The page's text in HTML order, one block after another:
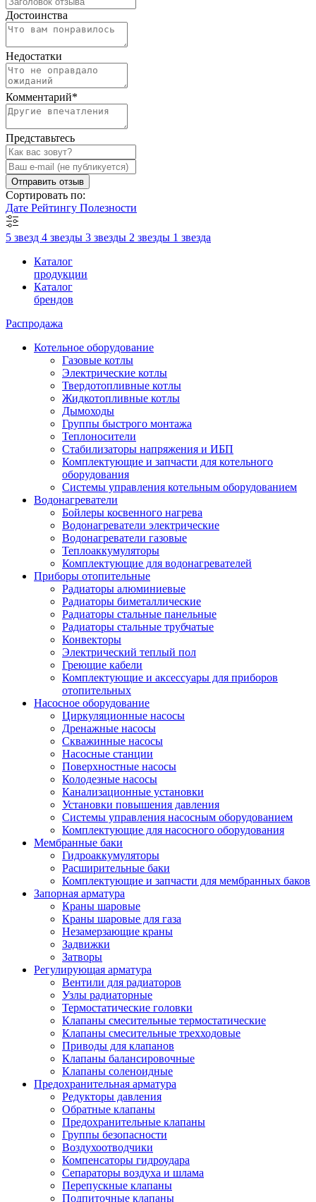
Достоинства
Недостатки
Комментарий*
Представьтесь
Отправить отзыв
Сортировать по:
Дате Рейтингу Полезности
5 звезд 4 звезды 3 звезды 2 звезды 1 звезда
Каталог
продукции
Каталог
брендов
Распродажа
Котельное оборудование
Газовые котлы
Электрические котлы
Твердотопливные котлы
Жидкотопливные котлы
Дымоходы
Группы быстрого монтажа
Теплоносители
Стабилизаторы напряжения и ИБП
Комплектующие и запчасти для котельного
оборудования
Системы управления котельным оборудованием
Водонагреватели
Бойлеры косвенного нагрева
Водонагреватели электрические
Водонагреватели газовые
Теплоаккумуляторы
Комплектующие для водонагревателей
Приборы отопительные
Радиаторы алюминиевые
Радиаторы биметаллические
Радиаторы стальные панельные
Радиаторы стальные трубчатые
Конвекторы
Электрический теплый пол
Греющие кабели
Комплектующие и аксессуары для приборов
отопительных
Насосное оборудование
Циркуляционные насосы
Дренажные насосы
Скважинные насосы
Насосные станции
Поверхностные насосы
Колодезные насосы
Канализационные установки
Установки повышения давления
Системы управления насосным оборудованием
Комплектующие для насосного оборудования
Мембранные баки
Гидроаккумуляторы
Расширительные баки
Комплектующие и запчасти для мембранных баков
Запорная арматура
Краны шаровые
Краны шаровые для газа
Незамерзающие краны
Задвижки
Затворы
Регулирующая арматура
Вентили для радиаторов
Узлы радиаторные
Термостатические головки
Клапаны смесительные термостатические
Клапаны смесительные трехходовые
Приводы для клапанов
Клапаны балансировочные
Клапаны соленоидные
Предохранительная арматура
Редукторы давления
Обратные клапаны
Предохранительные клапаны
Группы безопасности
Воздухоотводчики
Компенсаторы гидроудара
Сепараторы воздуха и шлама
Перепускные клапаны
Подпиточные клапаны